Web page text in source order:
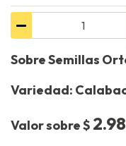
Sobre Semillas
Variedad:
Valor sobre $